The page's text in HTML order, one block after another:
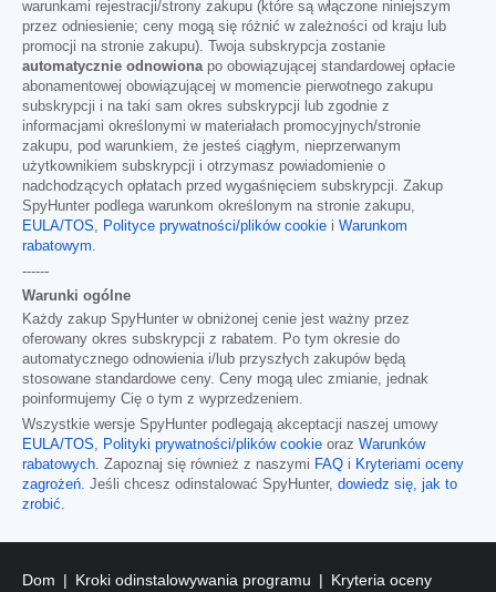
warunkami rejestracji/strony zakupu (które są włączone niniejszym
przez odniesienie; ceny mogą się różnić w zależności od kraju lub
promocji na stronie zakupu). Twoja subskrypcja zostanie
automatycznie odnowiona po obowiązującej standardowej opłacie
abonamentowej obowiązującej w momencie pierwotnego zakupu
subskrypcji i na taki sam okres subskrypcji lub zgodnie z
informacjami określonymi w materiałach promocyjnych/stronie
zakupu, pod warunkiem, że jesteś ciągłym, nieprzerwanym
użytkownikiem subskrypcji i otrzymasz powiadomienie o
nadchodzących opłatach przed wygaśnięciem subskrypcji. Zakup
SpyHunter podlega warunkom określonym na stronie zakupu,
EULA/TOS
Polityce prywatności/plików cookie i Warunkom
rabatowym
------
Warunki ogólne
Każdy zakup SpyHunter w obniżonej cenie jest ważny przez
oferowany okres subskrypcji z rabatem. Po tym okresie do
automatycznego odnowienia i/lub przyszłych zakupów będą
stosowane standardowe ceny. Ceny mogą ulec zmianie, jednak
poinformujemy Cię o tym z wyprzedzeniem.
Wszystkie wersje SpyHunter podlegają akceptacji naszej umowy
EULA/TOS
Polityki prywatności/plików cookie oraz Warunków
rabatowych . Zapoznaj się również z naszymi FAQ i Kryteriami oceny
zagrożeń . Jeśli chcesz odinstalować SpyHunter, dowiedz się, jak to
zrobić
Dom Kroki odinstalowywania programu
Kryteria oceny